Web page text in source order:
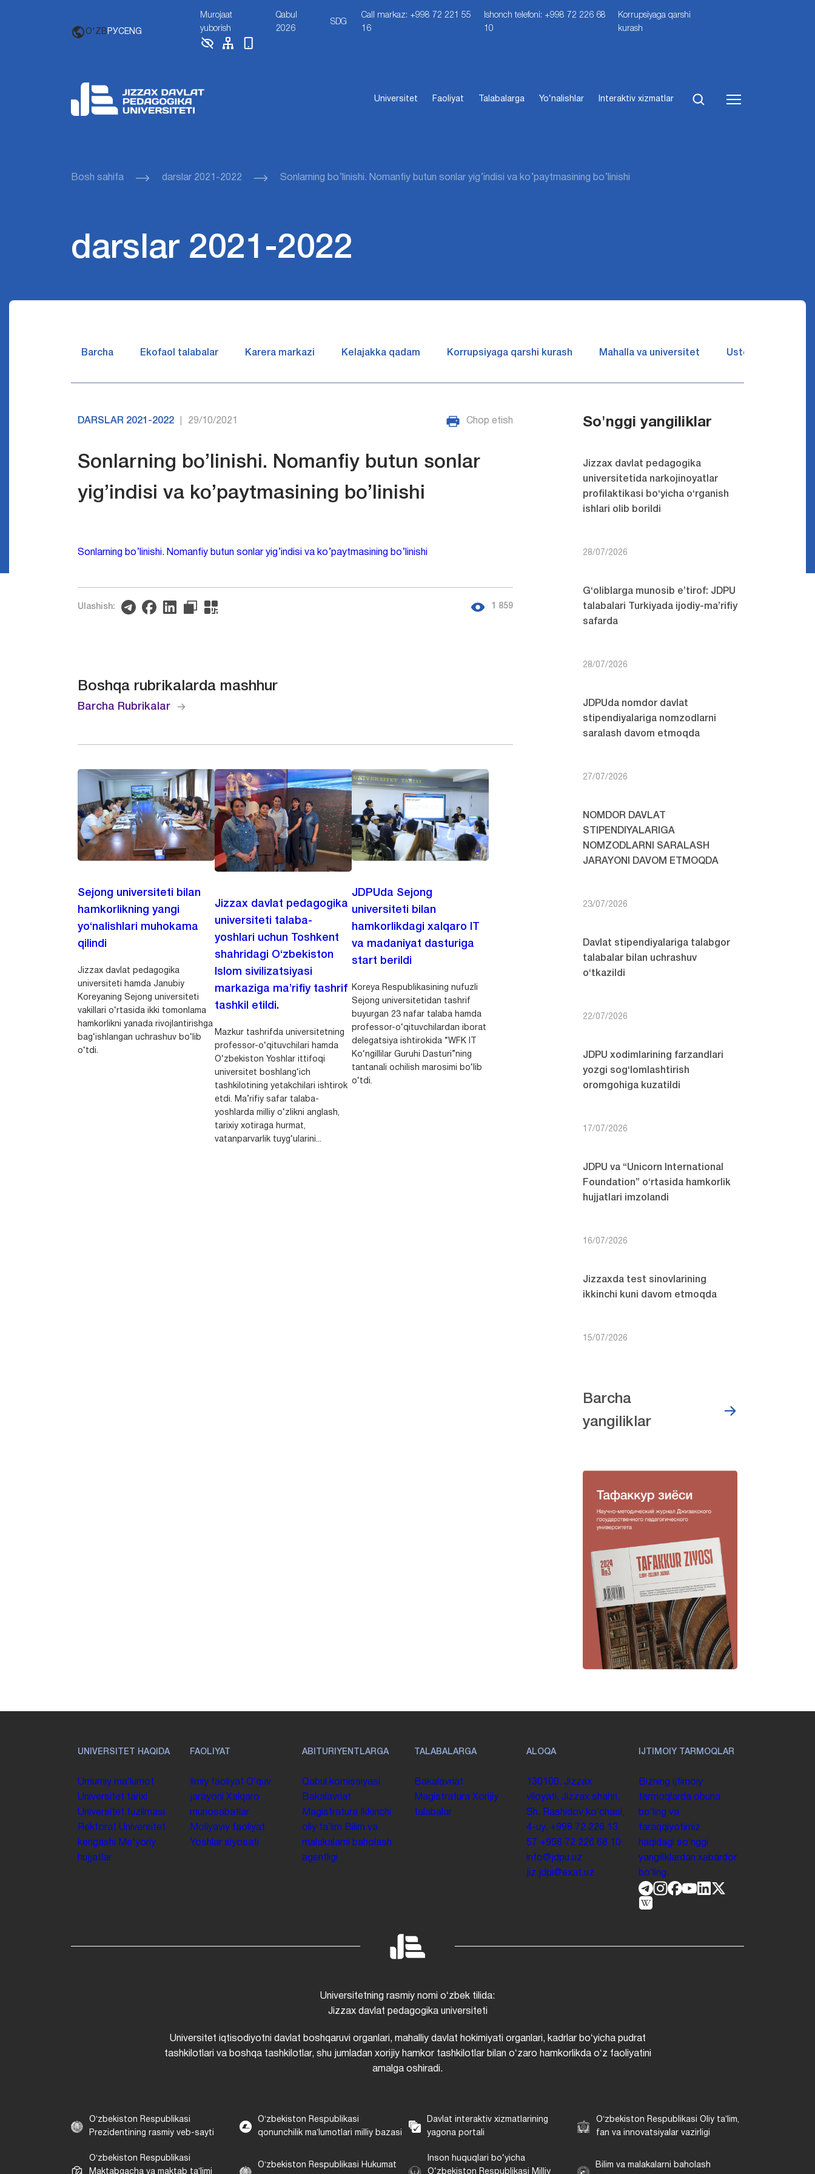
O'ZB РУСENG
Murojaat
yuborish
Qabul
2026
SDG
Call markaz: +998 72 221 55
16
Ishonch telefoni: +998 72 226 68
10
Korrupsiyaga qarshi
kurash
Universitet Faoliyat Talabalarga Yo‘nalishlar Interaktiv xizmatlar
Bosh sahifa darslar 2021-2022 Sоnlarning bo’linishi. Nomanfiy butun sonlar yig’indisi va ko’paytmasining bo’linishi
darslar 2021-2022
Barcha Ekofaol talabalar Karera markazi Kelajakka qadam Korrupsiyaga qarshi kurash Mahalla va universitet Ustozlar suhbatin
DARSLAR 2021-2022 29/10/2021 Chop etish
Sоnlarning bo’linishi. Nomanfiy butun sonlar
yig’indisi va ko’paytmasining bo’linishi
Sоnlarning bo’linishi. Nomanfiy butun sonlar yig’indisi va ko’paytmasining bo’linishi
Ulashish: 1 859
Boshqa rubrikalarda mashhur
Barcha Rubrikalar
Sejong universiteti bilan
hamkorlikning yangi
yo‘nalishlari muhokama
qilindi
Jizzax davlat pedagogika
universiteti hamda Janubiy
Koreyaning Sejong universiteti
vakillari o‘rtasida ikki tomonlama
hamkorlikni yanada rivojlantirishga
bag‘ishlangan uchrashuv bo‘lib
o‘tdi.
Jizzax davlat pedagogika
universiteti talaba-
yoshlari uchun Toshkent
shahridagi O‘zbekiston
Islom sivilizatsiyasi
markaziga ma’rifiy tashrif
tashkil etildi.
Mazkur tashrifda universitetning
professor-o‘qituvchilari hamda
O‘zbekiston Yoshlar ittifoqi
universitet boshlang‘ich
tashkilotining yetakchilari ishtirok
etdi. Ma’rifiy safar talaba-
yoshlarda milliy o‘zlikni anglash,
tarixiy xotiraga hurmat,
vatanparvarlik tuyg‘ularini...
JDPUda Sejong
universiteti bilan
hamkorlikdagi xalqaro IT
va madaniyat dasturiga
start berildi
Koreya Respublikasining nufuzli
Sejong universitetidan tashrif
buyurgan 23 nafar talaba hamda
professor-o‘qituvchilardan iborat
delegatsiya ishtirokida “WFK IT
Ko‘ngillilar Guruhi Dasturi”ning
tantanali ochilish marosimi bo‘lib
o‘tdi.
So'nggi yangiliklar
Jizzax davlat pedagogika
universitetida narkojinoyatlar
profilaktikasi bo‘yicha o‘rganish
ishlari olib borildi
28/07/2026
G‘oliblarga munosib e’tirof: JDPU
talabalari Turkiyada ijodiy-ma’rifiy
safarda
28/07/2026
JDPUda nomdor davlat
stipendiyalariga nomzodlarni
saralash davom etmoqda
27/07/2026
NOMDOR DAVLAT
STIPENDIYALARIGA
NOMZODLARNI SARALASH
JARAYONI DAVOM ETMOQDA
23/07/2026
Davlat stipendiyalariga talabgor
talabalar bilan uchrashuv
o‘tkazildi
22/07/2026
JDPU xodimlarining farzandlari
yozgi sog‘lomlashtirish
oromgohiga kuzatildi
17/07/2026
JDPU va “Unicorn International
Foundation” o‘rtasida hamkorlik
hujjatlari imzolandi
16/07/2026
Jizzaxda test sinovlarining
ikkinchi kuni davom etmoqda
15/07/2026
Barcha
yangiliklar
UNIVERSITET HAQIDA
Umumiy maʼlumot
Universitet tarixi
Universitet tuzilmasi
Rektorat Universitet
kengashi
Me'yoriy
hujjatlar
FAOLIYAT
Ilmiy faoliyat Oʻquv
jarayoni Xalqaro
munosabatlar
Moliyaviy faoliyat
Yoshlar siyosati
ABITURIYENTLARGA
Qabul komissiyasi
Bakalavriat
Magistratura
Ikkinchi
oliy taʼlim Bilim va
malakalarni baholash
agentligi
TALABALARGA
Bakalavriat
Magistratura Xorijiy
talabalar
ALOQA
130100. Jizzax
viloyati, Jizzax shahri,
Sh. Rashidov koʻchasi,
4-uy. +998 72 226 13
57 +998 72 226 68 10
info@jdpu.uz
jiz.jdpi@exat.uz
IJTIMOIY TARMOQLAR
Bizning ijtimoiy
tarmoqlarda obuna
boʻling va
taraqqiyotimiz
haqidagi soʻnggi
yangiliklardan xabardor
boʻling.
Universitetning rasmiy nomi oʻzbek tilida:
Jizzax davlat pedagogika universiteti
Universitet iqtisodiyotni davlat boshqaruvi organlari, mahalliy davlat hokimiyati organlari, kadrlar boʻyicha pudrat
tashkilotlari va boshqa tashkilotlar, shu jumladan xorijiy hamkor tashkilotlar bilan oʻzaro hamkorlikda oʻz faoliyatini
amalga oshiradi.
Oʻzbekiston Respublikasi
Prezidentining rasmiy veb-sayti
Oʻzbekiston Respublikasi
qonunchilik maʼlumotlari milliy bazasi
Davlat interaktiv xizmatlarining
yagona portali
Oʻzbekiston Respublikasi Oliy taʼlim,
fan va innovatsiyalar vazirligi
Oʻzbekiston Respublikasi
Maktabgacha va maktab taʼlimi
Oʻzbekiston Respublikasi Hukumat
Inson huquqlari bo‘yicha
O‘zbekiston Respublikasi Milliy
Bilim va malakalarni baholash